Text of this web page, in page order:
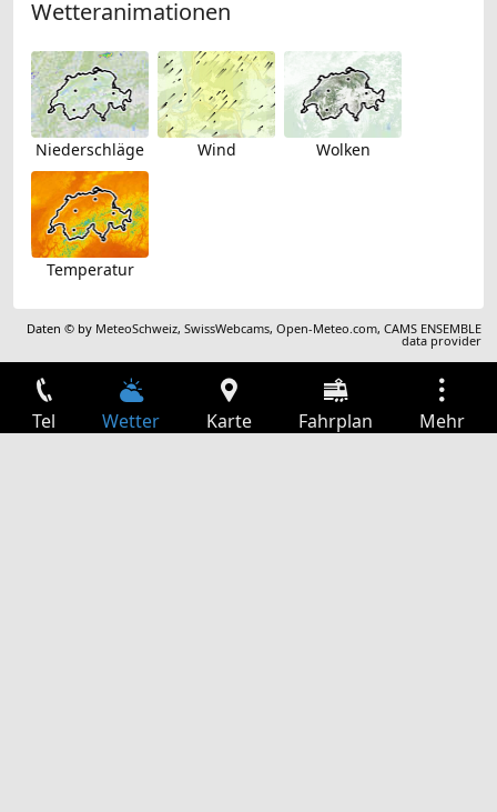
Wetteranimationen
Niederschläge Wind Wolken
Temperatur
Daten © by MeteoSchweiz,SwissWebcams,Open-Meteo.com,CAMS ENSEMBLE
data provider
Tel Wetter Karte Fahrplan Mehr